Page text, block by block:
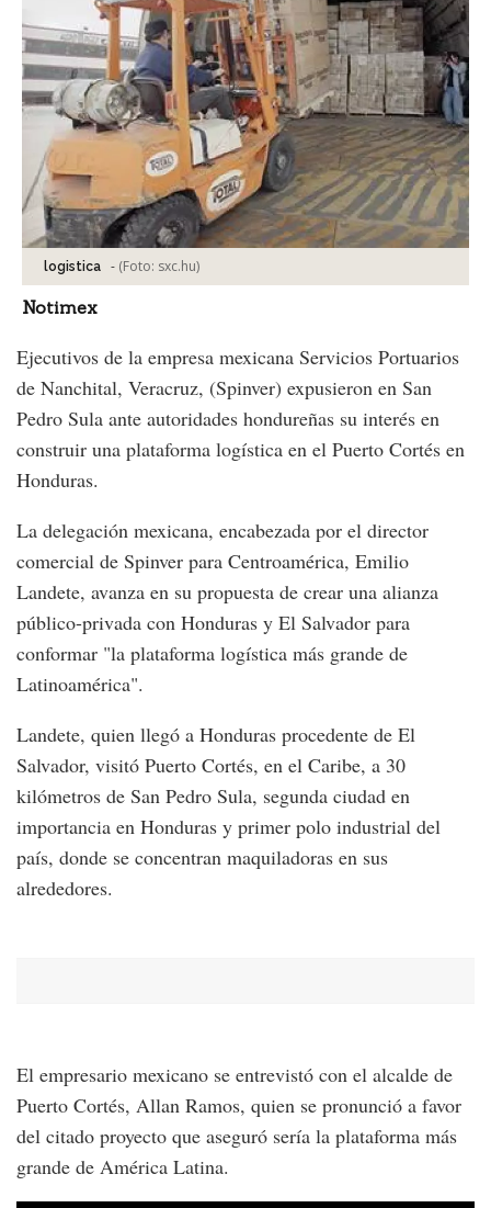
logistica - (Foto: sxc.hu)
Notimex
Ejecutivos de la empresa mexicana Servicios Portuarios
de Nanchital, Veracruz, (Spinver) expusieron en San
Pedro Sula ante autoridades hondureñas su interés en
construir una plataforma logística en el Puerto Cortés en
Honduras.
La delegación mexicana, encabezada por el director
comercial de Spinver para Centroamérica, Emilio
Landete, avanza en su propuesta de crear una alianza
público-privada con Honduras y El Salvador para
conformar "la plataforma logística más grande de
Latinoamérica".
Landete, quien llegó a Honduras procedente de El
Salvador, visitó Puerto Cortés, en el Caribe, a 30
kilómetros de San Pedro Sula, segunda ciudad en
importancia en Honduras y primer polo industrial del
país, donde se concentran maquiladoras en sus
alrededores.
El empresario mexicano se entrevistó con el alcalde de
Puerto Cortés, Allan Ramos, quien se pronunció a favor
del citado proyecto que aseguró sería la plataforma más
grande de América Latina.